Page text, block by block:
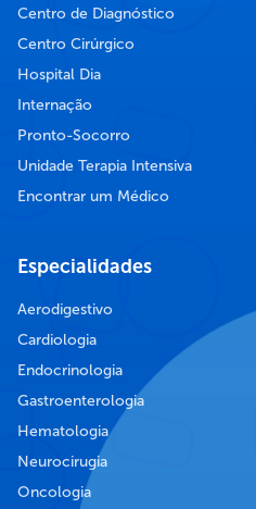
Centro de Diagnóstico
Centro Cirúrgico
Hospital Dia
Internação
Pronto-Socorro
Unidade Terapia Intensiva
Encontrar um Médico
Especialidades
Aerodigestivo
Cardiologia
Endocrinologia
Gastroenterologia
Hematologia
Neurocirugia
Oncologia